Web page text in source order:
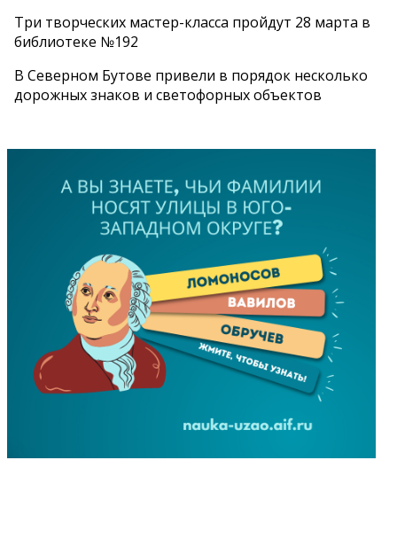
Три творческих мастер-класса пройдут 28 марта в
библиотеке №192
В Северном Бутове привели в порядок несколько
дорожных знаков и светофорных объектов